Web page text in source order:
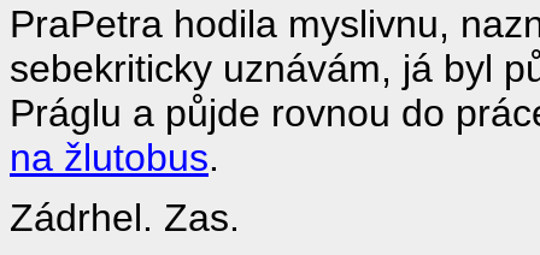
PraPetra hodila myslivnu,
sebekriticky uznávám, já byl
Práglu a půjde rovnou do
na žlutobus.
Zádrhel. Zas.